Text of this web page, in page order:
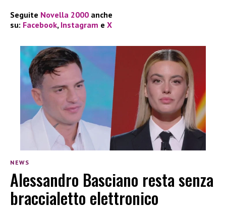
Seguite Novella 2000 anche
su: Facebook, Instagram e X
NEWS
Alessandro Basciano resta senza
braccialetto elettronico